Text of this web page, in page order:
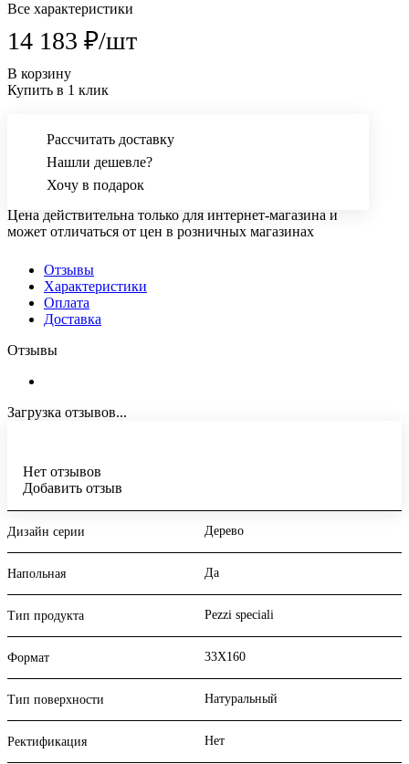
Все характеристики
14 183 ₽/шт
В корзину
Купить в 1 клик
Рассчитать доставку
Нашли дешевле?
Хочу в подарок
Цена действительна только для интернет-магазина и
может отличаться от цен в розничных магазинах
Отзывы
Характеристики
Оплата
Доставка
Отзывы
Загрузка отзывов...
Нет отзывов
Добавить отзыв
Дизайн серии Дерево
Напольная Да
Тип продукта Pezzi speciali
Формат 33X160
Тип поверхности Натуральный
Ректификация Нет